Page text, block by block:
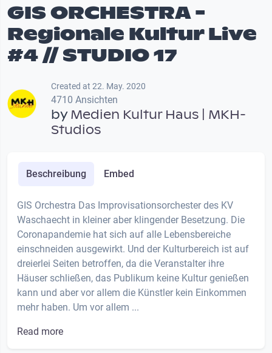
GIS ORCHESTRA -
Regionale Kultur Live
#4 // STUDIO 17
Created at 22. May. 2020
4710 Ansichten
byMedien Kultur Haus | MKH-
Studios
Beschreibung Embed
GIS Orchestra Das Improvisationsorchester des KV
Waschaecht in kleiner aber klingender Besetzung. Die
Coronapandemie hat sich auf alle Lebensbereiche
einschneiden ausgewirkt. Und der Kulturbereich ist auf
dreierlei Seiten betroffen, da die Veranstalter ihre
Häuser schließen, das Publikum keine Kultur genießen
kann und aber vor allem die Künstler kein Einkommen
mehr haben. Um vor allem ...
Read more